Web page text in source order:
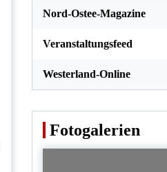
Nord-Ostee-Magazine
Veranstaltungsfeed
Westerland-Online
Fotogalerien